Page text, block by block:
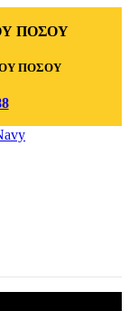
ΠΟΣΟΥ
ΠΟΣΟΥ